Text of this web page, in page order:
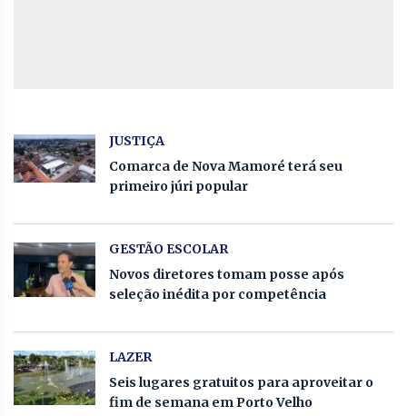
JUSTIÇA
Comarca de Nova Mamoré terá seu
primeiro júri popular
GESTÃO ESCOLAR
Novos diretores tomam posse após
seleção inédita por competência
LAZER
Seis lugares gratuitos para aproveitar o
fim de semana em Porto Velho